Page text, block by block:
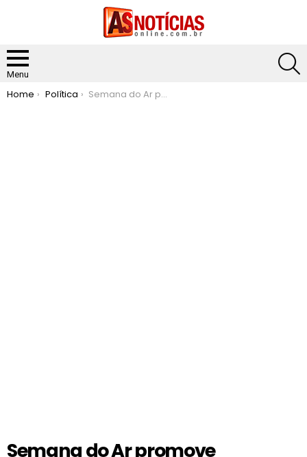
Menu
You are here:
Home Política Semana do Ar promove atividades de educação ambiental em Itabira
Semana do Ar promove